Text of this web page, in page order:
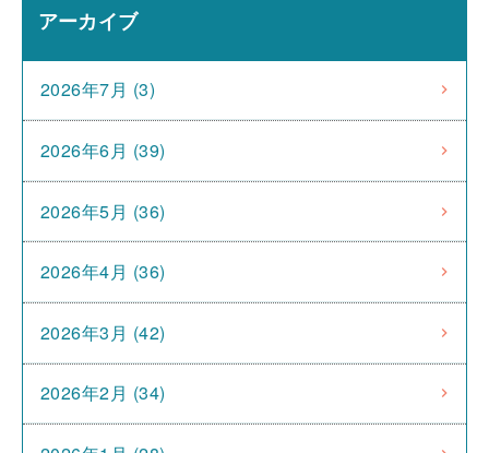
アーカイブ
2026年7月 (3)
2026年6月 (39)
2026年5月 (36)
2026年4月 (36)
2026年3月 (42)
2026年2月 (34)